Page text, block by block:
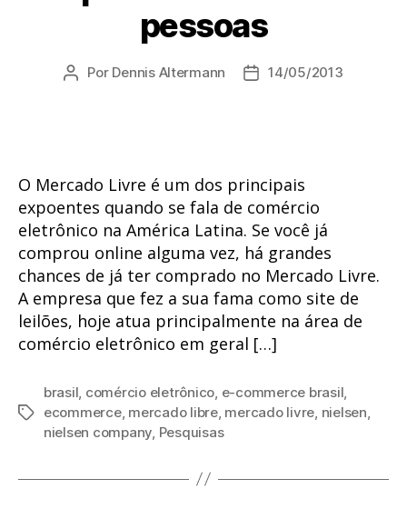
pessoas
Autor
Por Dennis Altermann
Data14/05/2013
O Mercado Livre é um dos principais
expoentes quando se fala de comércio
eletrônico na América Latina. Se você já
comprou online alguma vez, há grandes
chances de já ter comprado no Mercado Livre.
A empresa que fez a sua fama como site de
leilões, hoje atua principalmente na área de
comércio eletrônico em geral […]
Tags
brasil, comércio eletrônico, e-commerce brasil,
ecommerce, mercado libre, mercado livre, nielsen,
nielsen company, Pesquisas